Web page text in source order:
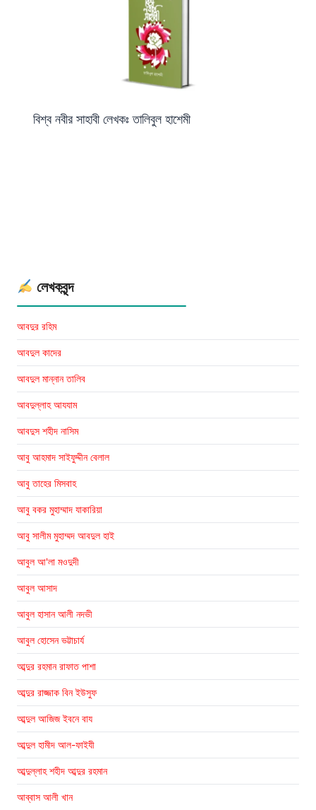
বিশ্ব নবীর সাহাবী লেখকঃ তালিবুল হাশেমী
লেখকবৃন্দ
আবদুর রহিম
আবদুল কাদের
আবদুল মান্নান তালিব
আবদুল্লাহ আযযাম
আবদুস শহীদ নাসিম
আবু আহমাদ সাইফুদ্দীন বেলাল
আবু তাহের মিসবাহ
আবু বকর মুহাম্মাদ যাকারিয়া
আবু সালীম মুহাম্মদ আবদুল হাই
আবুল আ'লা মওদুদী
আবুল আসাদ
আবুল হাসান আলী নদভী
আবুল হোসেন ভট্টাচার্য
আব্দুর রহমান রাফাত পাশা
আব্দুর রাজ্জাক বিন ইউসুফ
আব্দুল আজিজ ইবনে বায
আব্দুল হামীদ আল-ফাইযী
আব্দুল্লাহ শহীদ আব্দুর রহমান
আব্বাস আলী খান